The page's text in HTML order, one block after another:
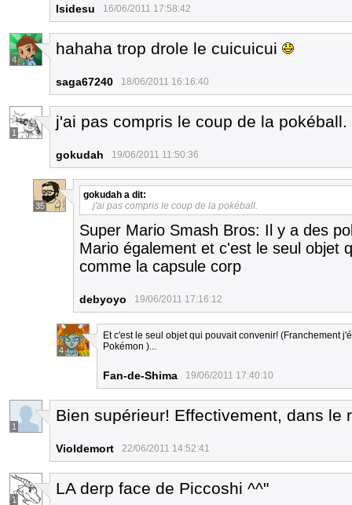
Isidesu 16/06/2011 17:58:42
4
hahaha trop drole le cuicuicui
saga67240 18/06/2011 16:16:40
1
j'ai pas compris le coup de la pokéball.
gokudah 19/06/2011 11:50:36
35
gokudah a dit:
j'ai pas compris le coup de la pokéball.
Super Mario Smash Bros: Il y a des
Mario également et c'est le seul objet
comme la capsule corp
debyoyo 19/06/2011 17:16:12
4
Et c'est le seul objet qui pouvait convenir! (Franchement
Pokémon )...
Fan-de-Shima 19/06/2011 17:40:10
1
Bien supérieur! Effectivement, dans le
Violdemort 22/06/2011 14:52:41
1
LA derp face de Piccoshi ^^"